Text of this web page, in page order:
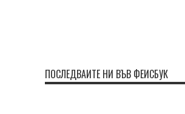
ПОСЛЕДВАЙТЕ НИ ВЪВ ФЕЙСБУК